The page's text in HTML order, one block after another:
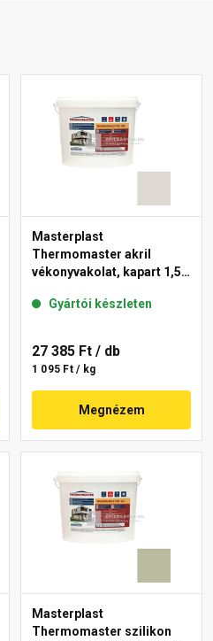
Masterplast
Thermomaster akril
vékonyvakolat, kapart 1,5
Gyártói készleten
27 385 Ft / db
1 095 Ft / kg
Megnézem
Masterplast
Thermomaster szilikon